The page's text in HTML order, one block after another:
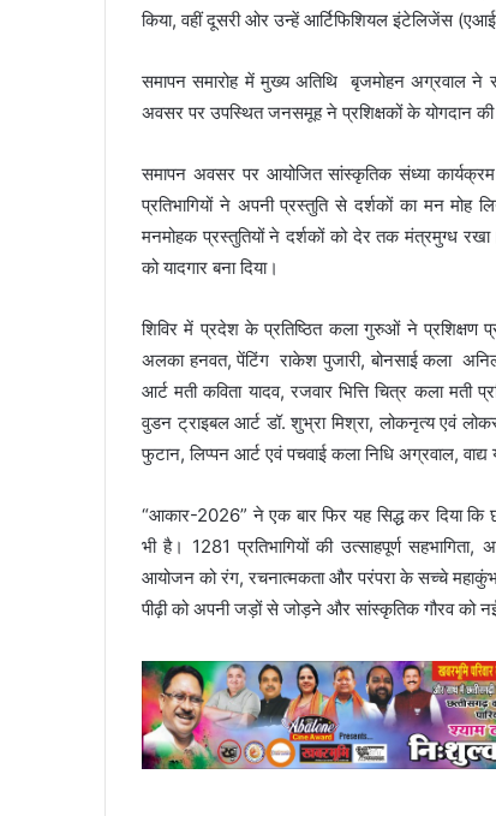
किया, वहीं दूसरी ओर उन्हें आर्टिफिशियल इंटेलिजेंस
समापन समारोह में मुख्य अतिथि बृजमोहन अग्रवाल ने
अवसर पर उपस्थित जनसमूह ने प्रशिक्षकों के योगदान
समापन अवसर पर आयोजित सांस्कृतिक संध्या
प्रतिभागियों ने अपनी प्रस्तुति से दर्शकों का मन मोह
मनमोहक प्रस्तुतियों ने दर्शकों को देर तक मंत्रमुग्ध
को यादगार बना दिया।
शिविर में प्रदेश के प्रतिष्ठित कला गुरुओं ने
अलका हनवत, पेंटिंग राकेश पुजारी, बोनसाई कला
आर्ट मती कविता यादव, रजवार भित्ति चित्र कला मती
वुडन ट्राइबल आर्ट डॉ. शुभ्रा मिश्रा, लोकनृत्य एवं
फुटान, लिप्पन आर्ट एवं पचवाई कला निधि अग्रवाल, वाद्य
“आकार-2026” ने एक बार फिर यह सिद्ध कर दिया कि
भी है। 1281 प्रतिभागियों की उत्साहपूर्ण
आयोजन को रंग, रचनात्मकता और परंपरा के सच्चे
पीढ़ी को अपनी जड़ों से जोड़ने और सांस्कृतिक गौरव को